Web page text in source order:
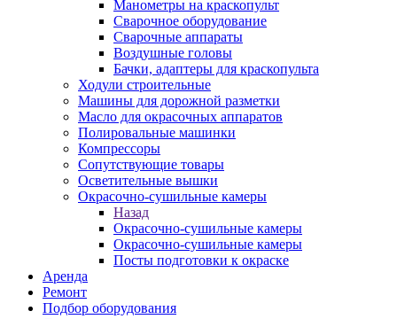
Манометры на краскопульт
Сварочное оборудование
Сварочные аппараты
Воздушные головы
Бачки, адаптеры для краскопульта
Ходули строительные
Машины для дорожной разметки
Масло для окрасочных аппаратов
Полировальные машинки
Компрессоры
Сопутствующие товары
Осветительные вышки
Окрасочно-сушильные камеры
Назад
Окрасочно-сушильные камеры
Окрасочно-сушильные камеры
Посты подготовки к окраске
Аренда
Ремонт
Подбор оборудования